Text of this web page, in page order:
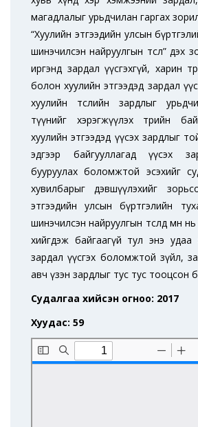
магадлалыг урьдчилан гаргах
“Хуулийн этгээдийн улсын
шинэчилсэн найруулгын төсөл” дэх
иргэнд зардал үүсгэхгүй, харин
болон хуулийн этгээдэд зардал
хуулийн төслийн зардлыг
түүнийг хэрэгжүүлэх төрийн
хуулийн этгээдэд үүсэх зардлыг
эдгээр байгууллагад үүсэх
бууруулах боломжтой эсэхийг
хувилбарыг дэвшүүлэхийг
этгээдийн улсын бүртгэлийн
шинэчилсэн найруулгын төсөлд өмнө
хийгдэж байгаагүй тул энэ удаа
зардал үүсгэх боломжтой зүйл,
авч үзэн зардлыг тус тус тооцсон
Судалгаа хийсэн огноо: 2017
Хуудас: 59